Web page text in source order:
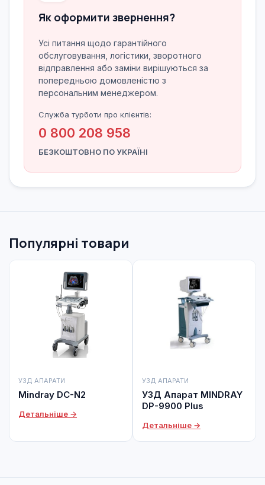
Як оформити звернення?
Усі питання щодо гарантійного
обслуговування, логістики, зворотного
відправлення або заміни вирішуються за
попередньою домовленістю з
персональним менеджером.
Служба турботи про клієнтів:
0 800 208 958
БЕЗКОШТОВНО ПО УКРАЇНІ
Популярні товари
УЗД АПАРАТИ
Mindray DC-N2
Детальніше →
УЗД АПАРАТИ
УЗД Апарат MINDRAY
DP-9900 Plus
Детальніше →